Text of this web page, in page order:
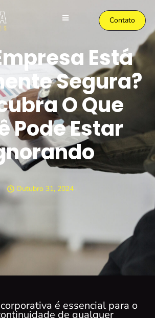
Contato
Está
Segura?
O Que
Pode Estar
Outubro 31, 2024
é essencial para o
de qualquer